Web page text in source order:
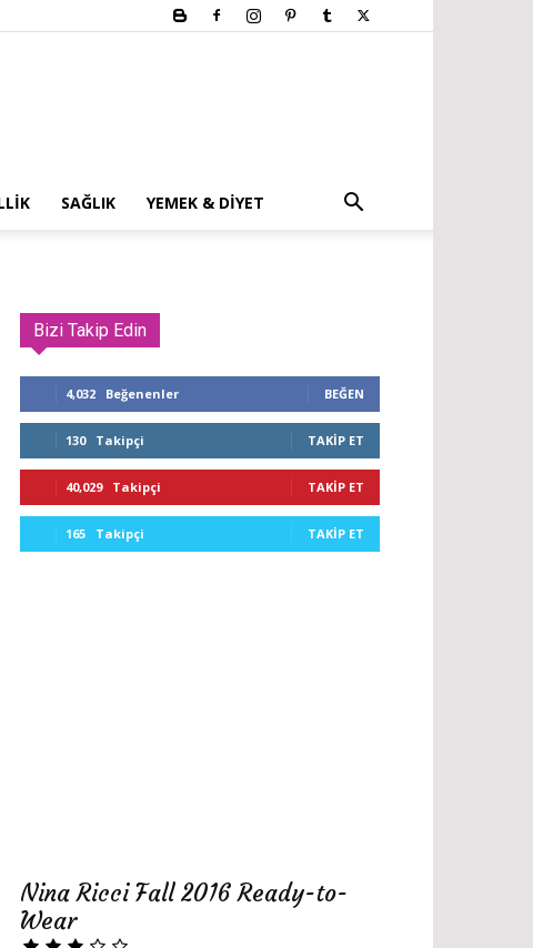
SAĞLIK YEMEK & DIYET
Bizi Takip Edin
4,032 Beğenenler BEĞEN
130 Takipçi TAKIP ET
40,029 Takipçi TAKIP ET
165 Takipçi TAKIP ET
Nina Ricci Fall 2016 Ready-to-
Wear